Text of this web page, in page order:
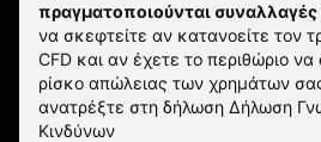
πραγματοποιούνται συναλλαγές
να σκεφτείτε αν κατανοείτε τον
CFD και αν έχετε το περιθώριο
ρίσκο απώλειας των χρημάτων
ανατρέξτε στη δήλωση Δήλωση
Κινδύνων